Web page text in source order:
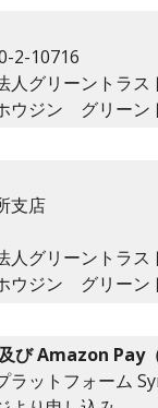
2-10716
人グリーント
ホウジン グリー
支店
人グリーント
ホウジン グリー
び Amazon Pay
ットフォーム